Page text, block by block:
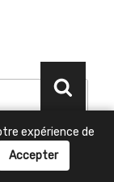
expérience de
Accepter